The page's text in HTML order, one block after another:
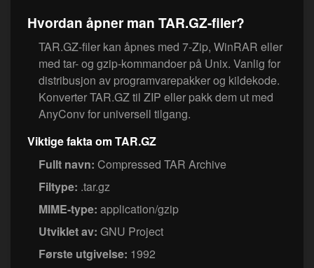
Hvordan åpner man TAR.GZ-filer?
TAR.GZ-filer kan åpnes med 7-Zip, WinRAR eller
med tar- og gzip-kommandoer på Unix. Vanlig for
distribusjon av programvarepakker og kildekode.
Konverter TAR.GZ til ZIP eller pakk dem ut med
AnyConv for universell tilgang.
Viktige fakta om TAR.GZ
Fullt navn: Compressed TAR Archive
Filtype: .tar.gz
MIME-type: application/gzip
Utviklet av: GNU Project
Første utgivelse: 1992